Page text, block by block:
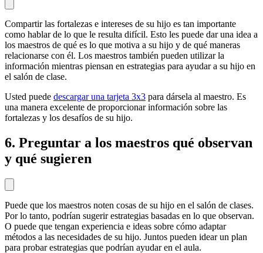
Compartir las fortalezas e intereses de su hijo es tan importante
como hablar de lo que le resulta difícil. Esto les puede dar una idea a
los maestros de qué es lo que motiva a su hijo y de qué maneras
relacionarse con él. Los maestros también pueden utilizar la
información mientras piensan en estrategias para ayudar a su hijo en
el salón de clase.
Usted puede descargar una tarjeta 3x3 para dársela al maestro. Es
una manera excelente de proporcionar información sobre las
fortalezas y los desafíos de su hijo.
6. Preguntar a los maestros qué observan
y qué sugieren
Puede que los maestros noten cosas de su hijo en el salón de clases.
Por lo tanto, podrían sugerir estrategias basadas en lo que observan.
O puede que tengan experiencia e ideas sobre cómo adaptar
métodos a las necesidades de su hijo. Juntos pueden idear un plan
para probar estrategias que podrían ayudar en el aula.